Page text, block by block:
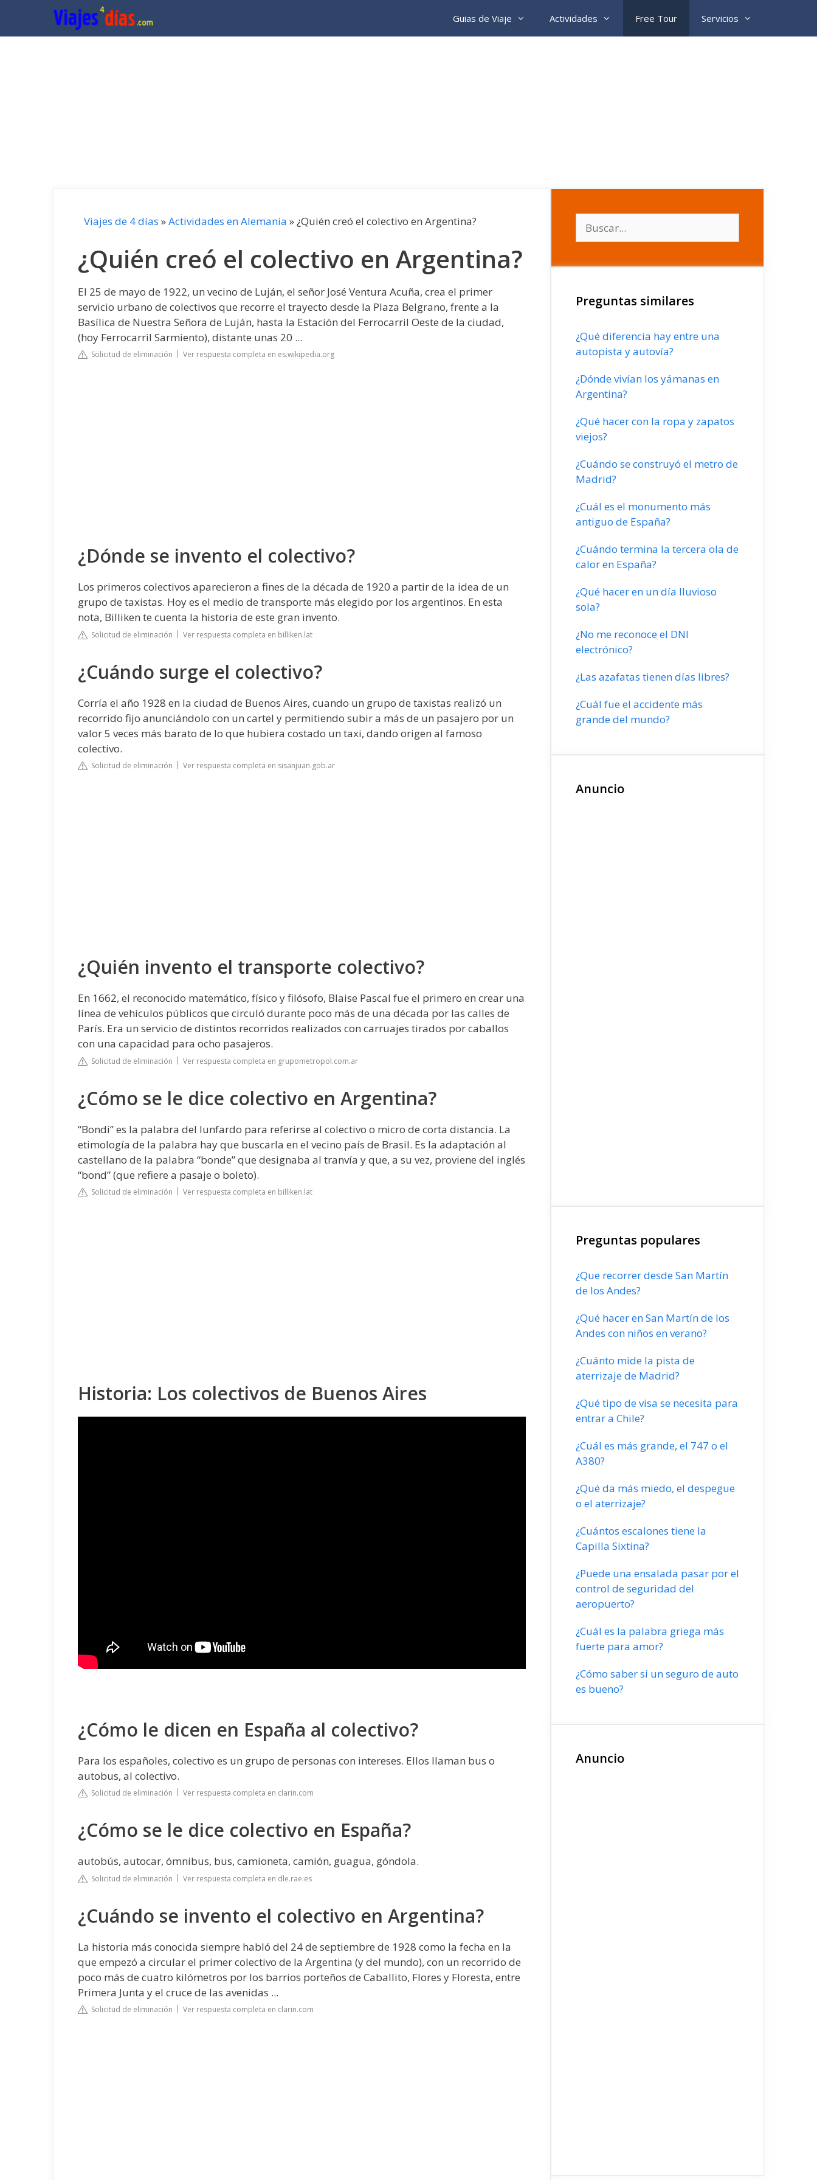
contenido
Guias de Viaje Actividades Free Tour Servicios
Viajes de 4 días »Actividades en Alemania »¿Quién creó el colectivo en Argentina?
¿Quién creó el colectivo en Argentina?
El 25 de mayo de 1922, un vecino de Luján, el señor José Ventura Acuña, crea el primer
servicio urbano de colectivos que recorre el trayecto desde la Plaza Belgrano, frente a la
Basílica de Nuestra Señora de Luján, hasta la Estación del Ferrocarril Oeste de la ciudad,
(hoy Ferrocarril Sarmiento), distante unas 20 ...
Solicitud de eliminación Ver respuesta completa en es.wikipedia.org
¿Dónde se invento el colectivo?
Los primeros colectivos aparecieron a fines de la década de 1920 a partir de la idea de un
grupo de taxistas. Hoy es el medio de transporte más elegido por los argentinos. En esta
nota, Billiken te cuenta la historia de este gran invento.
Solicitud de eliminación Ver respuesta completa en billiken.lat
¿Cuándo surge el colectivo?
Corría el año 1928 en la ciudad de Buenos Aires, cuando un grupo de taxistas realizó un
recorrido fijo anunciándolo con un cartel y permitiendo subir a más de un pasajero por un
valor 5 veces más barato de lo que hubiera costado un taxi, dando origen al famoso
colectivo.
Solicitud de eliminación Ver respuesta completa en sisanjuan.gob.ar
¿Quién invento el transporte colectivo?
En 1662, el reconocido matemático, físico y filósofo, Blaise Pascal fue el primero en crear una
línea de vehículos públicos que circuló durante poco más de una década por las calles de
París. Era un servicio de distintos recorridos realizados con carruajes tirados por caballos
con una capacidad para ocho pasajeros.
Solicitud de eliminación Ver respuesta completa en grupometropol.com.ar
¿Cómo se le dice colectivo en Argentina?
“Bondi” es la palabra del lunfardo para referirse al colectivo o micro de corta distancia. La
etimología de la palabra hay que buscarla en el vecino país de Brasil. Es la adaptación al
castellano de la palabra “bonde” que designaba al tranvía y que, a su vez, proviene del inglés
“bond” (que refiere a pasaje o boleto).
Solicitud de eliminación Ver respuesta completa en billiken.lat
Historia: Los colectivos de Buenos Aires
¿Cómo le dicen en España al colectivo?
Para los españoles, colectivo es un grupo de personas con intereses. Ellos llaman bus o
autobus, al colectivo.
Solicitud de eliminación Ver respuesta completa en clarin.com
¿Cómo se le dice colectivo en España?
autobús, autocar, ómnibus, bus, camioneta, camión, guagua, góndola.
Solicitud de eliminación Ver respuesta completa en dle.rae.es
¿Cuándo se invento el colectivo en Argentina?
La historia más conocida siempre habló del 24 de septiembre de 1928 como la fecha en la
que empezó a circular el primer colectivo de la Argentina (y del mundo), con un recorrido de
poco más de cuatro kilómetros por los barrios porteños de Caballito, Flores y Floresta, entre
Primera Junta y el cruce de las avenidas ...
Solicitud de eliminación Ver respuesta completa en clarin.com
Preguntas similares
¿Qué diferencia hay entre una
autopista y autovía?
¿Dónde vivían los yámanas en
Argentina?
¿Qué hacer con la ropa y zapatos
viejos?
¿Cuándo se construyó el metro de
Madrid?
¿Cuál es el monumento más
antiguo de España?
¿Cuándo termina la tercera ola de
calor en España?
¿Qué hacer en un día lluvioso
sola?
¿No me reconoce el DNI
electrónico?
¿Las azafatas tienen días libres?
¿Cuál fue el accidente más
grande del mundo?
Anuncio
Preguntas populares
¿Que recorrer desde San Martín
de los Andes?
¿Qué hacer en San Martín de los
Andes con niños en verano?
¿Cuánto mide la pista de
aterrizaje de Madrid?
¿Qué tipo de visa se necesita para
entrar a Chile?
¿Cuál es más grande, el 747 o el
A380?
¿Qué da más miedo, el despegue
o el aterrizaje?
¿Cuántos escalones tiene la
Capilla Sixtina?
¿Puede una ensalada pasar por el
control de seguridad del
aeropuerto?
¿Cuál es la palabra griega más
fuerte para amor?
¿Cómo saber si un seguro de auto
es bueno?
Anuncio